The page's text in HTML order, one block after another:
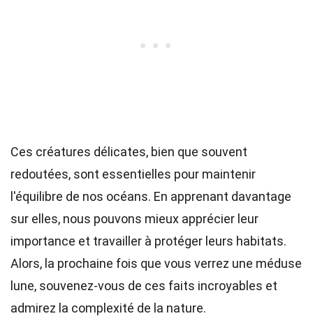
Ces créatures délicates, bien que souvent
redoutées, sont essentielles pour maintenir
l'équilibre de nos océans. En apprenant davantage
sur elles, nous pouvons mieux apprécier leur
importance et travailler à protéger leurs habitats.
Alors, la prochaine fois que vous verrez une méduse
lune, souvenez-vous de ces faits incroyables et
admirez la complexité de la nature.